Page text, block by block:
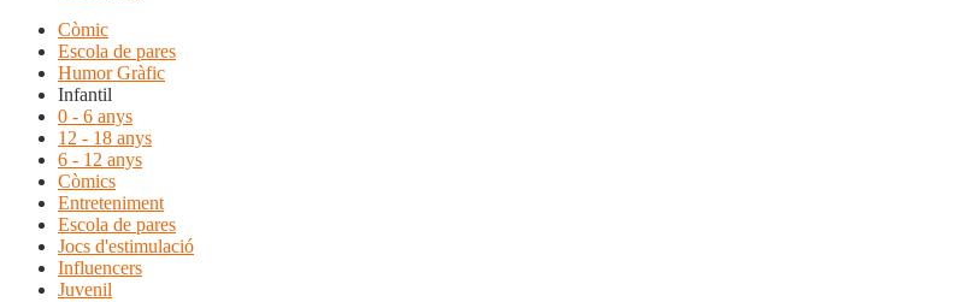
Còmic
Escola de pares
Humor Gràfic
Infantil
0 - 6 anys
12 - 18 anys
6 - 12 anys
Còmics
Entreteniment
Escola de pares
Jocs d'estimulació
Influencers
Juvenil